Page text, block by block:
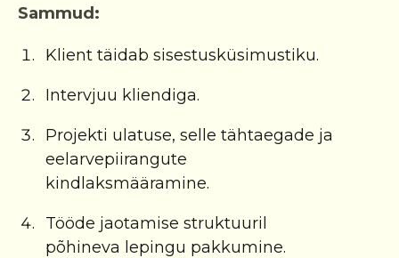
Sammud:
Klient täidab sisestusküsimustiku.
Intervjuu kliendiga.
Projekti ulatuse, selle tähtaegade ja
eelarvepiirangute
kindlaksmääramine.
Tööde jaotamise struktuuril
põhineva lepingu pakkumine.